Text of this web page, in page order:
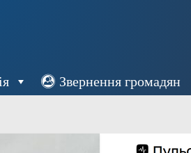
Звернення громадян